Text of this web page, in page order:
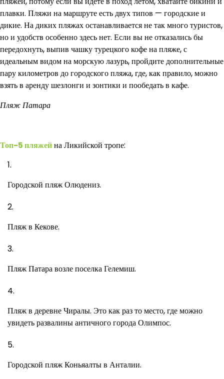
плавки. Пляжи на маршруте есть двух типов — городские и
дикие. На диких пляжах останавливается не так много туристов,
но и удобств особенно здесь нет. Если вы не отказались бы
передохнуть, выпив чашку турецкого кофе на пляже, с
идеальным видом на морскую лазурь, пройдите дополнительные
пару километров до городского пляжа, где, как правило, можно
взять в аренду шезлонги и зонтики и пообедать в кафе.
Пляж Патара
Топ-5 пляжейна Ликийской тропе:
Городской пляж Олюдениз.
Пляж в Кекове.
Пляж Патара возле поселка Гелемиш.
Пляж в деревне Чиралы. Это как раз то место, где можно
увидеть развалины античного города Олимпос.
Городской пляж Коньяалты в Анталии.